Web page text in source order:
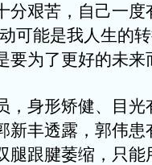
艰苦，自己一度
可能是我人生的
要为了更好的未来
身形矫健、目光
新丰透露，郭伟患
腿跟腱萎缩，只能